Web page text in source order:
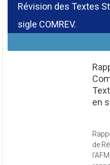
Révision des Textes
sigle COMREV.
en
de